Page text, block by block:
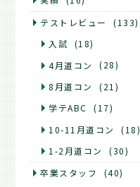
テストレビュー
(133)
入試
(18)
4月道コン
(28)
8月道コン
(21)
学テABC
(17)
10-11月道コン
(18)
1-2月道コン
(30)
卒業スタッフ
(40)